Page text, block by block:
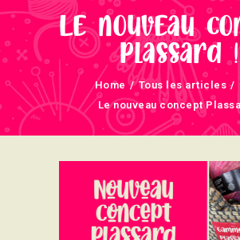
Le nouveau
Plassard !
Home Tous les articles
Le nouveau concept
NOS UNIVERS
ARRIVAGES
ATELIERS ET
ÉVÈNEMENTS
INFOS ÉVÈNEMENTS
NEWSLETTERS
NOUS SOUTENONS
CONTACT